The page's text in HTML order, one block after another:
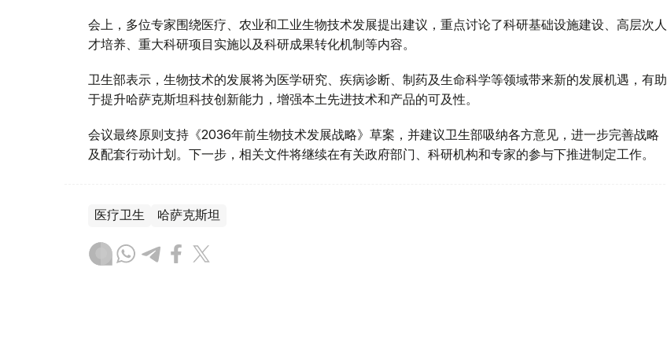
会上，多位专家围绕医疗、农业和工业生物技术发展提出建议，重点讨论了科研基础设施建设、高层次人
才培养、重大科研项目实施以及科研成果转化机制等内容。
卫生部表示，生物技术的发展将为医学研究、疾病诊断、制药及生命科学等领域带来新的发展机遇，有助
于提升哈萨克斯坦科技创新能力，增强本土先进技术和产品的可及性。
会议最终原则支持《2036年前生物技术发展战略》草案，并建议卫生部吸纳各方意见，进一步完善战略
及配套行动计划。下一步，相关文件将继续在有关政府部门、科研机构和专家的参与下推进制定工作。
医疗卫生 哈萨克斯坦